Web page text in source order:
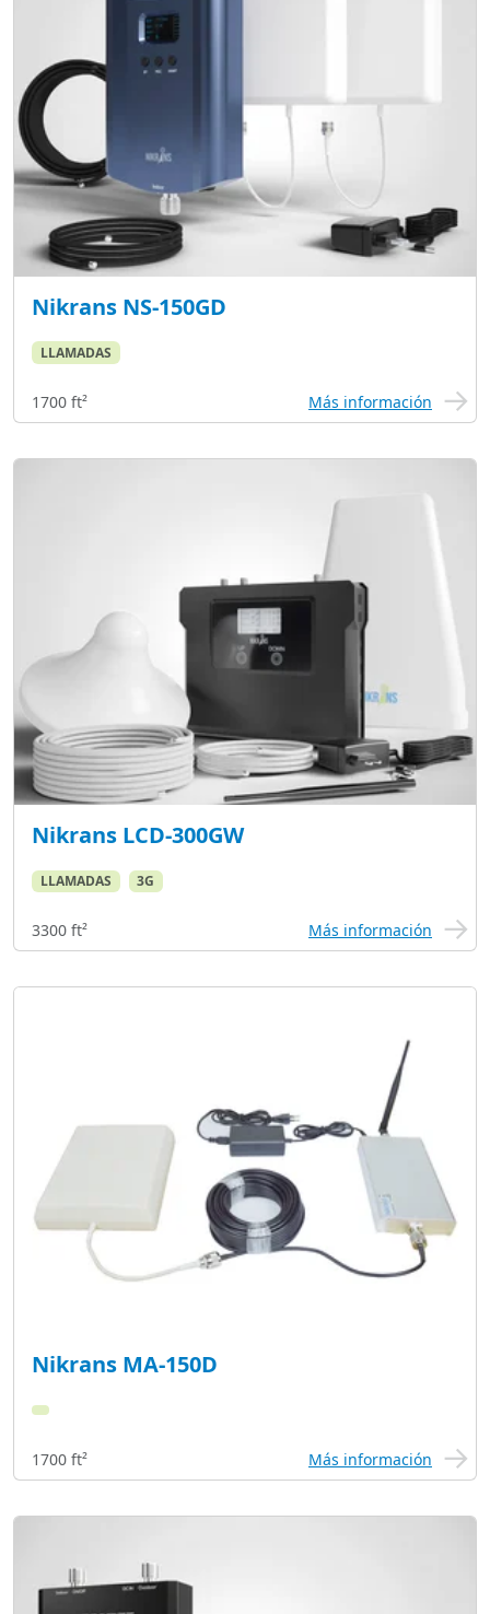
Nikrans NS-150GD
LLAMADAS
1700 ft² Más información
Nikrans LCD-300GW
LLAMADAS 3G
3300 ft² Más información
Nikrans MA-150D
1700 ft² Más información